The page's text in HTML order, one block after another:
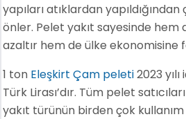
yapıları atıklardan
önler. Pelet yakıt sayesinde hem
azaltır hem de ülke ekonomisine
1 ton Eleşkirt Çam peleti2023
Türk Lirası’dır. Tüm pelet
yakıt türünün birden çok kullanım